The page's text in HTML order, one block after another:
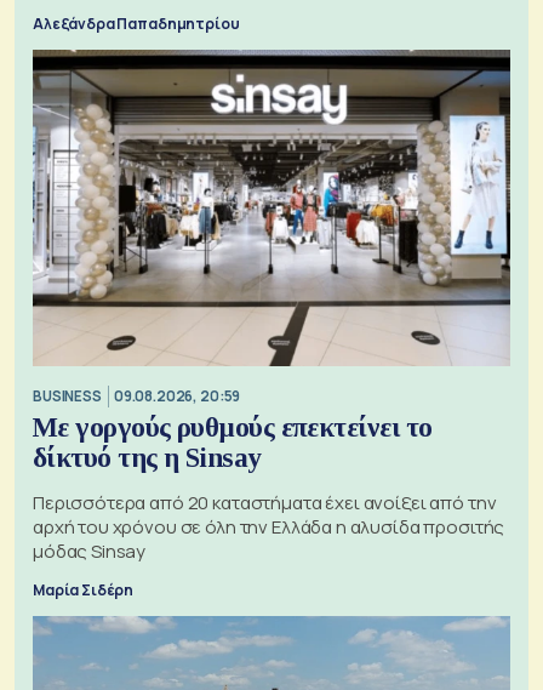
Αλεξάνδρα Παπαδημητρίου
BUSINESS 09.08.2026, 20:59
Με γοργούς ρυθμούς επεκτείνει το
δίκτυό της η Sinsay
Περισσότερα από 20 καταστήματα έχει ανοίξει από την
αρχή του χρόνου σε όλη την Ελλάδα η αλυσίδα προσιτής
μόδας Sinsay
Μαρία Σιδέρη